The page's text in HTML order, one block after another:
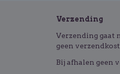
Verzending
Verzending gaat
geen
Bij afhalen geen